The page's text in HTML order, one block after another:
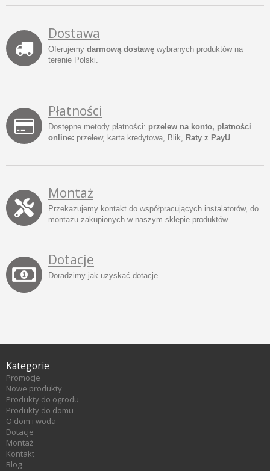
Dostawa
Oferujemy darmową dostawę wybranych produktów na
terenie Polski.
Płatności
Dostępne metody płatności: przelew na konto, płatności
online: przelew, karta kredytowa, Blik, Raty z PayU.
Montaż
Przekazujemy kontakt do współpracujących instalatorów, do
montażu zakupionych w naszym sklepie produktów.
Dotacje
Doradzimy jak uzyskać dotacje.
Kategorie
Promocje
Nowe produkty
Produkty do ogrodu
Produkty do domu
O dom i woda
Dotacje
Montaż
Kontakt
Blog